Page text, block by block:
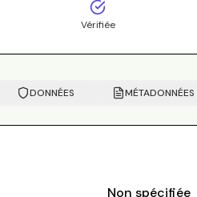
Vérifiée
DONNÉES MÉTADONNÉES
Non spécifiée